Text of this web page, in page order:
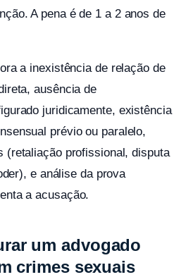
A pena é de 1 a 2 anos de
a inexistência de relação de
ausência de
juridicamente, existência
prévio ou paralelo,
(retaliação profissional, disputa
e análise da prova
a acusação.
um advogado
crimes sexuais